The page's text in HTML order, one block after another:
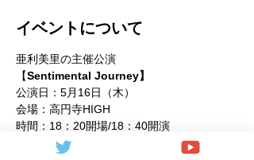
イベントについて
亜利美里の主催公演
【Sentimental Journey】